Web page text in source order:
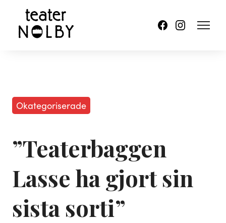
Okategoriserade
”Teaterbaggen
Lasse ha gjort sin
sista sorti”